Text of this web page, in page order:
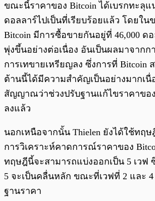
ขณะนี้ราคาของ Bitcoin ได้เบรกทะลุแ
ดอลลาร์ไปเป็นที่เรียบร้อยแล้ว โดยใ
Bitcoin มีการซื้อขายกันอยู่ที่ 46,000 ด
พุ่งขึ้นอย่างต่อเนื่อง อันเป็นผลมาจาก
การเทขายเหรียญลง ซึ่งการที่ Bitcoin
ต้านนี้ได้มีความสำคัญเป็นอย่างมากเนื่
สัญญาณว่าช่วงปรับฐานแก้ไขราคาขอ
ลงแล้ว
นอกเหนือจากนั้น Thielen ยังได้ใช้ทฤษ
การวิเคราะห์คาดการณ์ราคาของ
ทฤษฎีนี้จะสามารถแบ่งออกเป็น 5 เวฟ
5 จะเป็นคลื่นหลัก ขณะที่เวฟที่ 2 และ 4
ฐานราคา